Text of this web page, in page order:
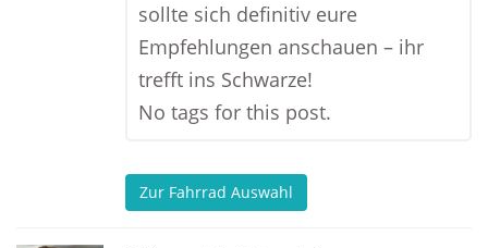
sollte sich definitiv eure
Empfehlungen anschauen – ihr
trefft ins Schwarze!
No tags for this post.
Zur Fahrrad Auswahl